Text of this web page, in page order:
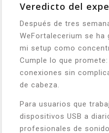
Veredicto del
Después de tres
WeFortalecerium se ha
mi setup como
Cumple lo que
conexiones sin
de cabeza.
Para usuarios que
dispositivos USB a
profesionales de